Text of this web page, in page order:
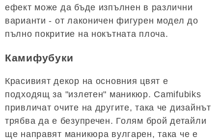
ефект може да бъде изпълнен в различни
варианти - от лаконичен фигурен модел до
пълно покритие на нокътната плоча.
Камифубуки
Красивият декор на основния цвят е
подходящ за "излетен" маникюр. Camifubiks
привличат очите на другите, така че дизайнът
трябва да е безупречен. Голям брой детайли
ще направят маникюра вулгарен, така че е